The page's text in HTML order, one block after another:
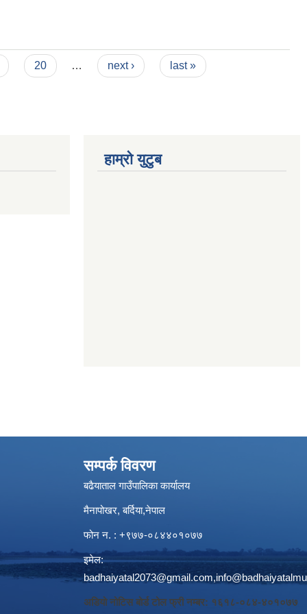
20 … next › last »
हाम्रो युटुब
सम्पर्क विवरण
बढैयाताल गाउँपालिका कार्यालय
मैनापोखर, बर्दिया,नेपाल
फोन न. : +९७७-०८४४०१०७७
इमेल:
badhaiyatal2073@gmail.com,
अडियो नोटिस बोर्ड टोल फ्री नम्बर: १६१८-०८४-४०१०७७